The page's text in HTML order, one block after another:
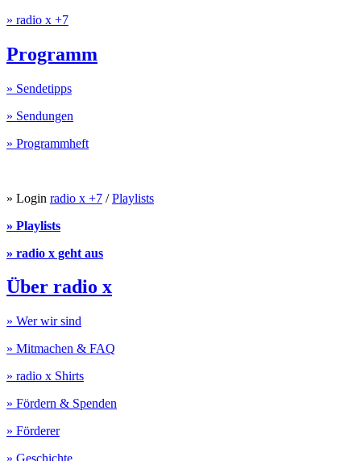
» radio x +7
Programm
» Sendetipps
» Sendungen
» Programmheft
» Login radio x +7 /Playlists
» Playlists
» radio x geht aus
Über radio x
» Wer wir sind
» Mitmachen & FAQ
» radio x Shirts
» Fördern & Spenden
» Förderer